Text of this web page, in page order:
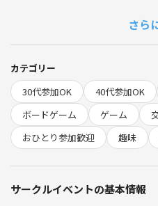
させてください。持ち込みも歓迎
で色々できると思います。途中参
「気軽に人と話したい」「ちょっ
そんな方にぴったりの、ゆる知的ボ
初心者でも楽しめるボードゲームを
さら
カテゴリー
30代参加OK
40代参加OK
ボードゲーム
ゲーム
おひとり参加歓迎
趣味
サークルイベントの基本情報